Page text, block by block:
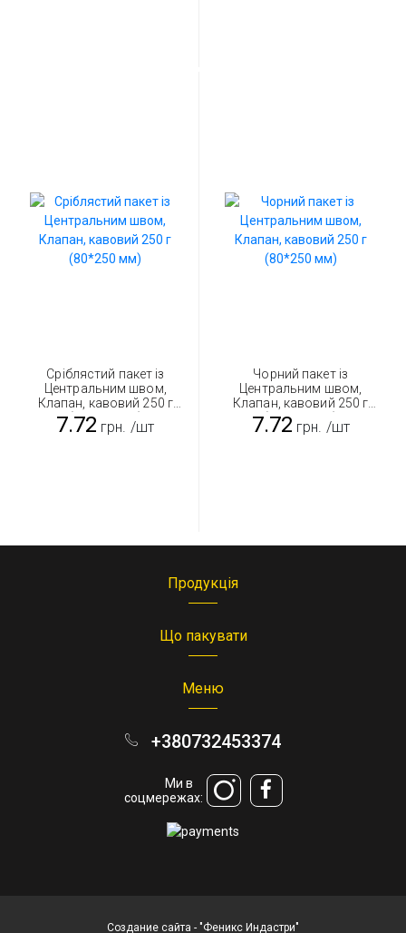
Сріблястий пакет із
Центральним швом,
Клапан, кавовий 250 г
(80*250 мм)
7.72 грн. /шт
Чорний пакет із
Центральним швом,
Клапан, кавовий 250 г
(80*250 мм)
7.72 грн. /шт
Продукція
Що пакувати
Меню
+380732453374
Ми в
соцмережах:
Создание сайта - "Феникс Индастри"